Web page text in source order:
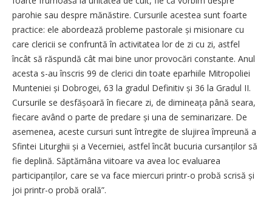
parohie sau despre mănăstire. Cursurile acestea sunt foarte
practice: ele abordează probleme pastorale și misionare cu
care clericii se confruntă în activitatea lor de zi cu zi, astfel
încât să răspundă cât mai bine unor provocări constante. Anul
acesta s-au înscris 99 de clerici din toate eparhiile Mitropoliei
Munteniei și Dobrogei, 63 la gradul Definitiv și 36 la Gradul II.
Cursurile se desfă­șoară în fiecare zi, de dimineața până seara,
fiecare având o parte de predare și una de seminarizare. De
asemenea, aceste cursuri sunt întregite de slujirea împreună a
Sfintei Liturghii și a Vecerniei, astfel încât bucuria cursan­ților să
fie deplină. Săptămâna viitoare va avea loc evaluarea
participanților, care se va face miercuri printr-o probă scrisă și
joi printr-o probă orală”.